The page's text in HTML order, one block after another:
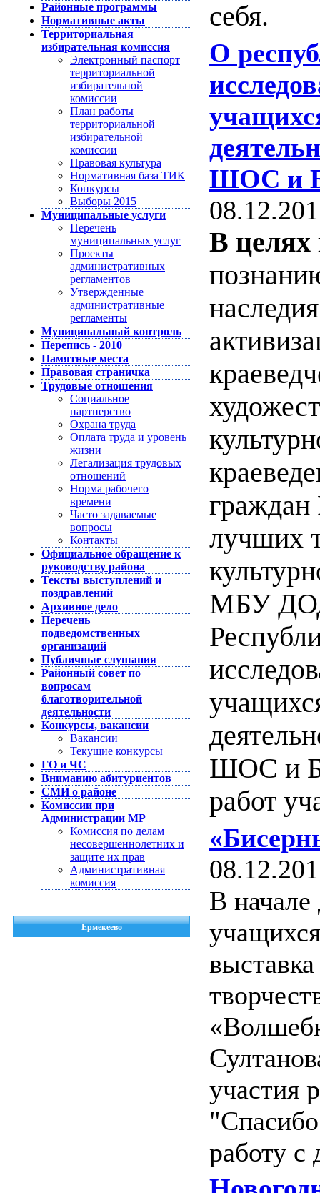
Районные программы
Нормативные акты
Территориальная
избирательная комиссия
Электронный паспорт
территориальной
избирательной
комиссии
План работы
территориальной
избирательной
комиссии
Правовая культура
Нормативная база ТИК
Конкурсы
Выборы 2015
Муниципальные услуги
Перечень
муниципальных услуг
Проекты
административных
регламентов
Утвержденные
административные
регламенты
Муниципальный контроль
Перепись - 2010
Памятные места
Правовая страничка
Трудовые отношения
Социальное
партнерство
Охрана труда
Оплата труда и уровень
жизни
Легализация трудовых
отношений
Норма рабочего
времени
Часто задаваемые
вопросы
Контакты
Официальное обращение к
руководству района
Тексты выступлений и
поздравлений
Архивное дело
Перечень
подведомственных
организаций
Публичные слушания
Районный совет по
вопросам
благотворительной
деятельности
Конкурсы, вакансии
Вакансии
Текущие конкурсы
ГО и ЧС
Вниманию абитуриентов
СМИ о районе
Комиссии при
Администрации МР
Комиссия по делам
несовершеннолетних и
защите их прав
Административная
комиссия
Ермекеево
себя.
О
ШОС и
В целях
граждан
лучших
МБУ
ШОС и
работ
В
участия
работу с